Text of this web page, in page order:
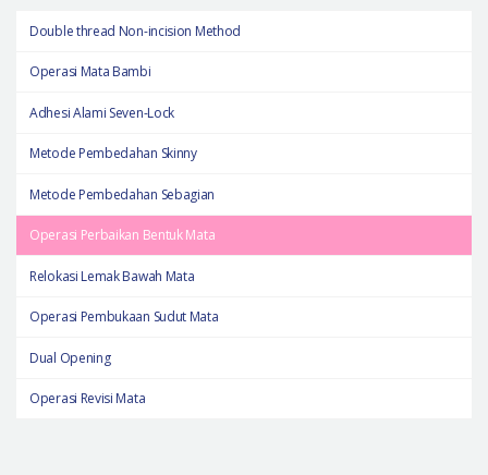
Double thread Non-incision Method
Operasi Mata Bambi
Adhesi Alami Seven-Lock
Metode Pembedahan Skinny
Metode Pembedahan Sebagian
Operasi Perbaikan Bentuk Mata
Relokasi Lemak Bawah Mata
Operasi Pembukaan Sudut Mata
Dual Opening
Operasi Revisi Mata